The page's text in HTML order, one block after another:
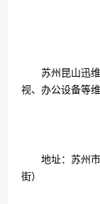
苏州昆山迅维
视、办公设备等
地址：苏州市
街）